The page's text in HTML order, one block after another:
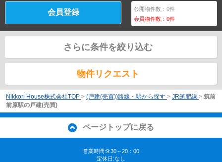
会員登録 公開物件数：0件
会員物件数：0件
さらに条件を絞り込む
物件リクエスト
Nikkori House株式会社TOP > (戸建(売買))路線・駅から探す > JR筑肥線 > 筑前
前原駅の戸建(売買)
ページトップに戻る
営業時間:9:30～20：00
定休日:なし